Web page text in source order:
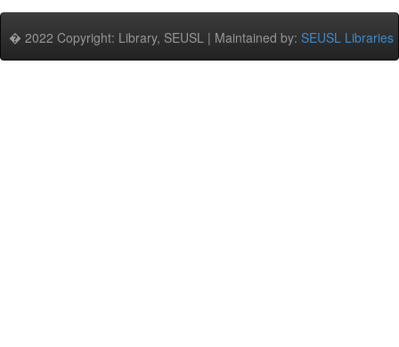
� 2022 Copyright: Library, SEUSL | Maintained by: SEUSL Libraries